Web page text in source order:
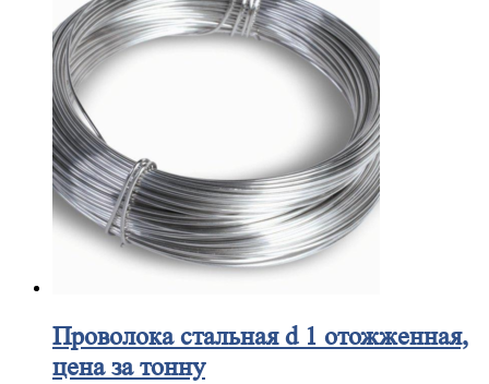
Проволокастальная d 1 отожженная,
цена за тонну